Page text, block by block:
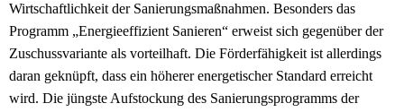
Wirtschaftlichkeit der Sanierungsmaßnahmen. Besonders das
Programm „Energieeffizient Sanieren“ erweist sich gegenüber der
Zuschussvariante als vorteilhaft. Die Förderfähigkeit ist allerdings
daran geknüpft, dass ein höherer energetischer Standard erreicht
wird. Die jüngste Aufstockung des Sanierungsprogramms der